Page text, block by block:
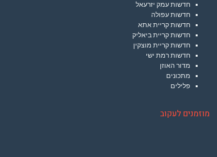
חדשות עמק יזרעאל
חדשות עפולה
חדשות קריית אתא
חדשות קריית ביאליק
חדשות קריית מוצקין
חדשות רמת ישי
מדור האוזן
מתכונים
פלילים
מוזמנים לעקוב